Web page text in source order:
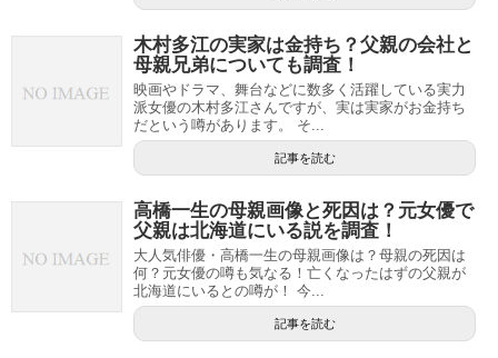
木村多江の実家は金持ち？父親の会社と
母親兄弟についても調査！
映画やドラマ、舞台などに数多く活躍している実力
派女優の木村多江さんですが、実は実家がお金持ち
だという噂があります。 そ...
記事を読む
高橋一生の母親画像と死因は？元女優で
父親は北海道にいる説を調査！
大人気俳優・高橋一生の母親画像は？母親の死因は
何？元女優の噂も気なる！亡くなったはずの父親が
北海道にいるとの噂が！ 今...
記事を読む